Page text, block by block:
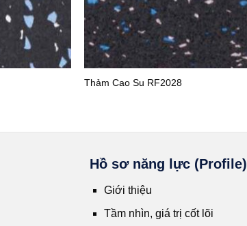
Thảm Cao Su RF2028
Hồ sơ năng lực (Profile)
Giới thiệu
Tầm nhìn, giá trị cốt lõi